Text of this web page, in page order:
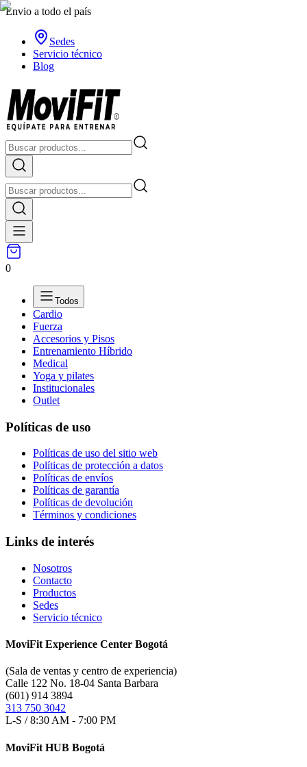
Envio a todo el país
Sedes
Servicio técnico
Blog
0
Todos
Cardio
Fuerza
Accesorios y Pisos
Entrenamiento Híbrido
Medical
Yoga y pilates
Institucionales
Outlet
Políticas de uso
Políticas de uso del sitio web
Políticas de protección a datos
Políticas de envíos
Políticas de garantía
Políticas de devolución
Términos y condiciones
Links de interés
Nosotros
Contacto
Productos
Sedes
Servicio técnico
MoviFit Experience Center Bogotá
(Sala de ventas y centro de experiencia)
Calle 122 No. 18-04 Santa Barbara
(601) 914 3894
313 750 3042
L-S / 8:30 AM - 7:00 PM
MoviFit HUB Bogotá